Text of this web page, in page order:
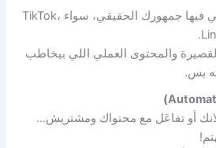
ركّز على المنصات اللي فيها جمهورك الحقيقي، سواء TikTok،
والمحتوى العملي اللي بيخاطب
بس.
أو تفاعَل مع محتواك ومشتريش…